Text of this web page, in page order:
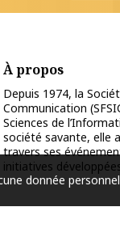
À propos
Depuis 1974, la
Communication
Sciences de
société savante, elle
travers ses
initiatives
donnée